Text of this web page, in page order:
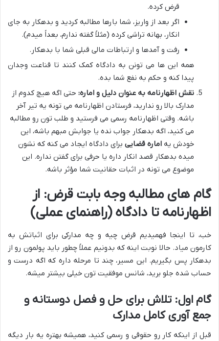
قرض کرده.
اگر بعد از واریز، شما بارها مطالبه کردید و بدهکار به جای
انکار، بهانه تراشی کرده (مثلاً گفته ندارم، بعداً میدم).
رفت و آمدها و ارتباطات مالی قبلی شما با بدهکار.
همه این ها می تونن به دادگاه کمک کنند تا قناعت وجدان
پیدا کنه و حکم به نفع شما بده.
نقش اظهارنامه به عنوان دلیل و اماره: حتی اگه هیچ کدوم از
مدارک بالا رو ندارید، فرستادن اظهارنامه می تونه یه تیر آخر
باشه. وقتی اظهارنامه رسمی می فرستید و طلب تون رو مطالبه
می کنید، اگه بدهکار جواب نده یا جوابش مبهم باشه، این
خودش یه اماره قضایی برای دادگاه ایجاد می کنه که نشون
میده بدهکار قصد انکار داره یا حرفی برای گفتن نداره. این
موضوع می تونه در اثبات حقانیت شما مؤثر باشه.
گام های مطالبه وجه بابت قرض: از
اظهارنامه تا دادگاه (راهنمای عملی)
خب، تا اینجا فهمیدیم قرض چیه و چه مدارکی برای اثباتش به
کارمون میاد. حالا نوبت اینه که بدونیم عملاً چطور باید پولمون رو از
بدهکار پس بگیریم. این مسیر، چند تا مرحله داره که اگه درست و
حساب شده جلو برید، شانس موفقیت تون خیلی بیشتر میشه.
گام اول: تلاش برای حل و فصل دوستانه و
جمع آوری کامل مدارک
قبل از اینکه کار رو حقوقی و رسمی کنید، همیشه بهتره یه بار دیگه